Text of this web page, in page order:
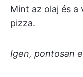
Mint az olaj és a
pizza.
Igen, pontosan